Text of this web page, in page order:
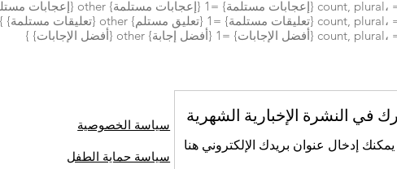
سياسة الخصوصية
سياسة حماية الطفل
في النشرة الإخبارية الشهرية
يمكنك إدخال عنوان بريدك الإلكتروني هنا